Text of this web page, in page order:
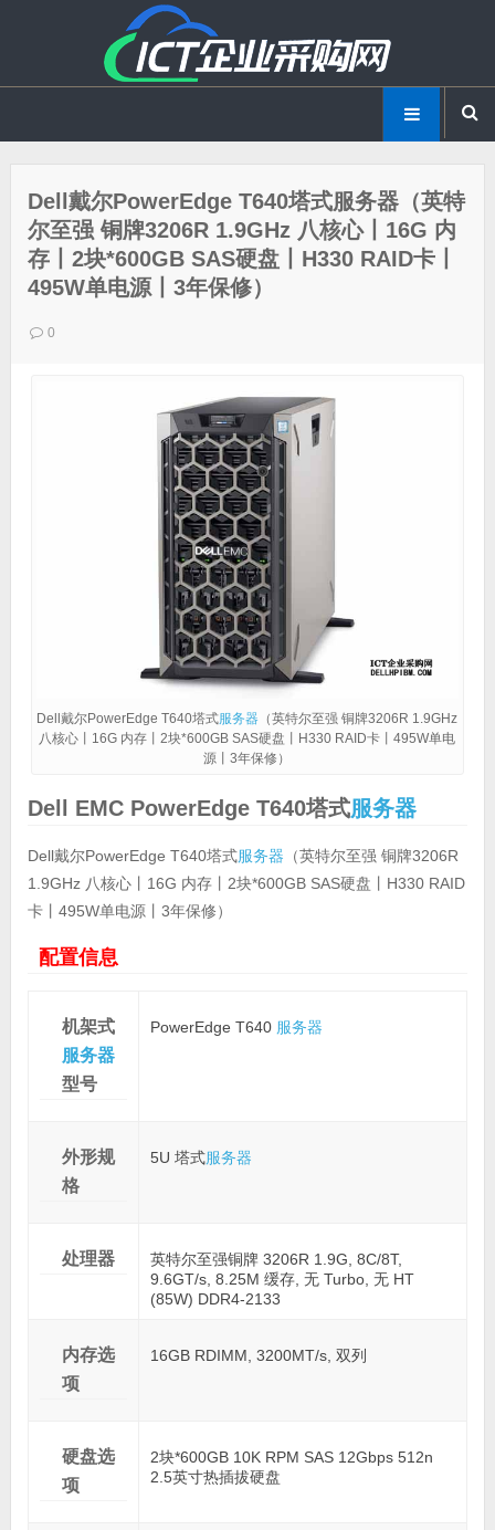
Dell戴尔PowerEdge T640塔式服务器（英特
尔至强 铜牌3206R 1.9GHz 八核心丨16G 内
存丨2块*600GB SAS硬盘丨H330 RAID卡丨
495W单电源丨3年保修）
0
Dell戴尔PowerEdge T640塔式服务器 （英特尔至强 铜牌3206R 1.9GHz
八核心丨16G 内存丨2块*600GB SAS硬盘丨H330 RAID卡丨495W单电
源丨3年保修）
Dell EMC PowerEdge T640塔式服务器
Dell戴尔PowerEdge T640塔式服务器 （英特尔至强 铜牌3206R
1.9GHz 八核心丨16G 内存丨2块*600GB SAS硬盘丨H330 RAID
卡丨495W单电源丨3年保修）
配置信息
机架式
服务器
型号
PowerEdge T640 服务器
外形规
格
5U 塔式服务器
处理器
英特尔至强铜牌 3206R 1.9G, 8C/8T,
9.6GT/s, 8.25M 缓存, 无 Turbo, 无 HT
(85W) DDR4-2133
内存选
项
16GB RDIMM, 3200MT/s, 双列
硬盘选
项
2块*600GB 10K RPM SAS 12Gbps 512n
2.5英寸热插拔硬盘